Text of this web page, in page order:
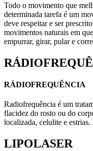
Todo o movimento que
determinada tarefa é um
deve respeitar e ser
movimentos naturais em
empurrar, girar, pular e
RÁDIOFREQUÊNCIA
Radiofrequência é um
flacidez do rosto ou do
localizada, celulite e estrias.
LIPOLASER